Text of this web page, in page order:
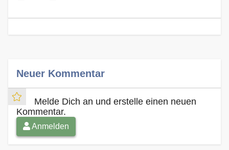
Neuer Kommentar
Melde Dich an und erstelle einen neuen
Kommentar.
Anmelden